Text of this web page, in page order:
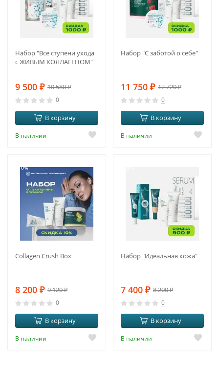
Набор "Все ступени ухода
с ЖИВЫМ КОЛЛАГЕНОМ"
9 500 ₽ 10 580₽
0
В корзину
В наличии
Набор "С заботой о себе"
11 750 ₽ 12 720₽
0
В корзину
В наличии
-10%
Collagen Crush Box
8 200 ₽ 9 120₽
0
В корзину
В наличии
Набор "Идеальная кожа"
7 400 ₽ 8 200₽
0
В корзину
В наличии